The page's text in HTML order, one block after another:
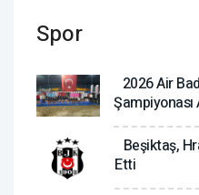
Spor
2026 Air
Beşiktaş,
Etti